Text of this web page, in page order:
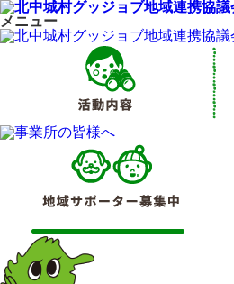
メニュー